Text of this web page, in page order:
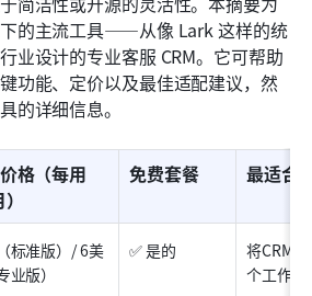
的主流工具——从像 Lark 这样的统
业设计的专业客服 CRM。它可帮助
功能、定价以及最佳适配建议，然
的详细信息。
格（每用
免费套餐 最适合
标准版）/ 6美
业版）
✅ 是的
将CRM
个工作区